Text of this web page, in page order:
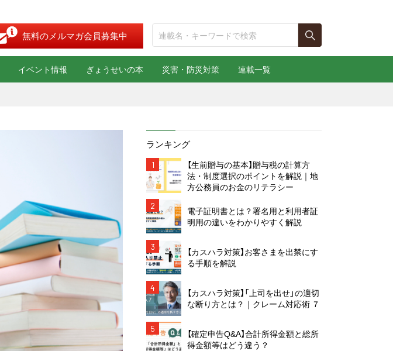
無料のメルマガ会員募集中
イベント情報 ぎょうせいの本 災害・防災対策 連載一覧
ランキング
1
【生前贈与の基本】贈与税の計算方
法・制度選択のポイントを解説｜地
方公務員のお金のリテラシー
2
電子証明書とは？署名用と利用者証
明用の違いをわかりやすく解説
3
【カスハラ対策】お客さまを出禁にす
る手順を解説
4
【カスハラ対策】「上司を出せ」の適切
な断り方とは？｜クレーム対応術 ７
5
【確定申告Q&A】合計所得金額と総所
得金額等はどう違う？